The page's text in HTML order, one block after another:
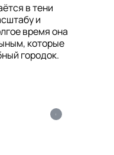
в тени
и
время она
которые
городок.
i